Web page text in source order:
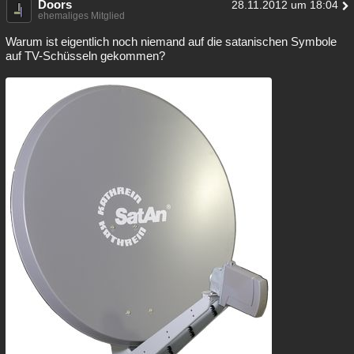
Doors 28.11.2012 um 18:04
ehemaliges Mitglied
Warum ist eigentlich noch niemand auf die satanischen Symbole
auf TV-Schüsseln gekommen?